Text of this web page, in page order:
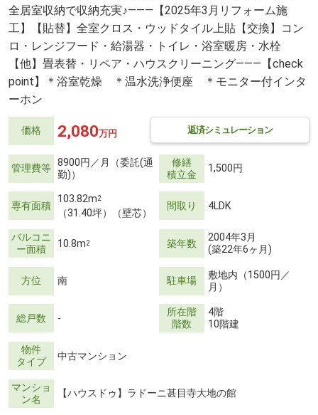
全居室収納で収納充実♪―――【2025年3月リフォーム施
工】【貼替】全室クロス・ウッドタイル上貼【交換】コン
ロ・レンジフード・給湯器・トイレ・浴室暖房・水栓
【他】畳表替・リペア・ハウスクリーニング―――【check
point】＊浴室乾燥 ＊温水洗浄便座 ＊モニター付インタ
ーホン
価格 返済シミュレーション
2,080万円
管理費等 8900円／月（委託(通
勤)）
修繕
積立金
1,500円
専有面積
103.82m2
（31.40坪）（壁芯）
間取り 4LDK
バルコニ
ー面積
10.8m2 築年数
2004年3月
(築22年6ヶ月)
方位 南 駐車場
敷地内（1500円／
月）
総戸数 -
所在階
階数
4階
10階建
物件
タイプ
中古マンション
マンショ
ン名
【ハウスドゥ】ラドーニ甚目寺大地の館